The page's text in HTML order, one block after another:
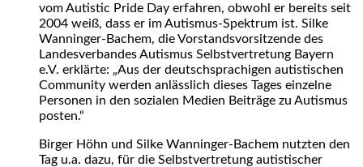
vom Autistic Pride Day erfahren, obwohl er bereits seit
2004 weiß, dass er im Autismus-Spektrum ist. Silke
Wanninger-Bachem, die Vorstandsvorsitzende des
Landesverbandes Autismus Selbstvertretung Bayern
e.V. erklärte: „Aus der deutschsprachigen autistischen
Community werden anlässlich dieses Tages einzelne
Personen in den sozialen Medien Beiträge zu Autismus
posten.“
Birger Höhn und Silke Wanninger-Bachem nutzten den
Tag u.a. dazu, für die Selbstvertretung autistischer